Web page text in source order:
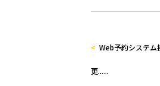
Web予約システム
更......